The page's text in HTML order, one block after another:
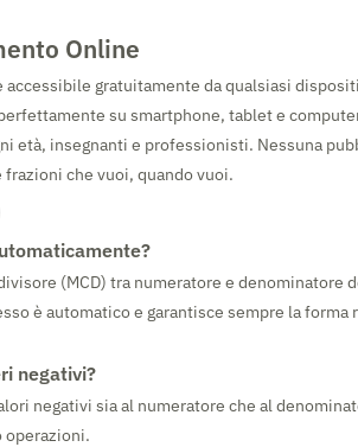
Online
accessibile gratuitamente da qualsiasi
su smartphone, tablet e
età, insegnanti e professionisti. Nessuna
che vuoi, quando vuoi.
(MCD) tra numeratore e denominatore
è automatico e garantisce sempre la forma
negativi?
negativi sia al numeratore che al